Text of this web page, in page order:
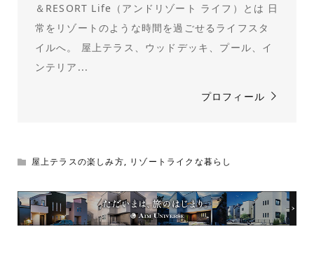
＆RESORT Life（アンドリゾート ライフ）とは 日
常をリゾートのような時間を過ごせるライフスタ
イルへ。 屋上テラス、ウッドデッキ、プール、イ
ンテリア...
プロフィール
屋上テラスの楽しみ方, リゾートライクな暮らし